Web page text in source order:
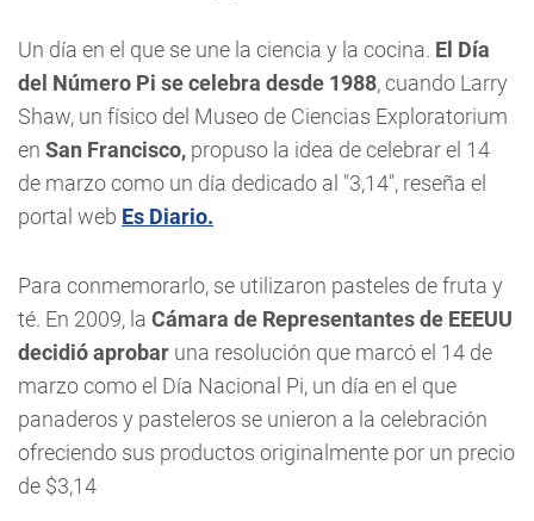
Un día en el que se une la ciencia y la cocina. El Día
del Número Pi se celebra desde 1988, cuando Larry
Shaw, un físico del Museo de Ciencias Exploratorium
en San Francisco, propuso la idea de celebrar el 14
de marzo como un día dedicado al "3,14", reseña el
portal web Es Diario.
Para conmemorarlo, se utilizaron pasteles de fruta y
té. En 2009, la Cámara de Representantes de EEEUU
decidió aprobar una resolución que marcó el 14 de
marzo como el Día Nacional Pi, un día en el que
panaderos y pasteleros se unieron a la celebración
ofreciendo sus productos originalmente por un precio
de $3,14